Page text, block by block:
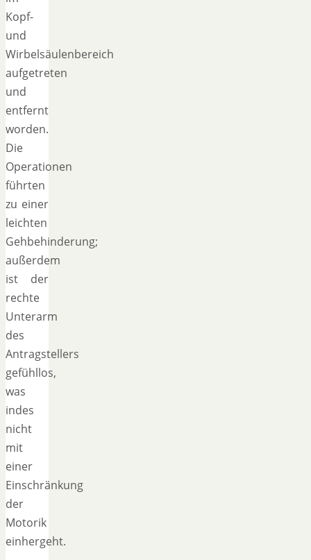
Kopf-
und
Wirbelsäulenbereich
aufgetreten
und
entfernt
worden.
Die
Operationen
führten
zu einer
leichten
Gehbehinderung;
außerdem
ist der
rechte
Unterarm
des
Antragstellers
gefühllos,
was
indes
nicht
mit
einer
Einschränkung
der
Motorik
einhergeht.